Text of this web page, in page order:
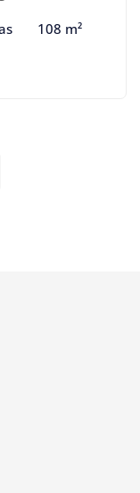
108 m²